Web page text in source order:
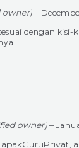
owner)–
dengan kisi-
owner)–